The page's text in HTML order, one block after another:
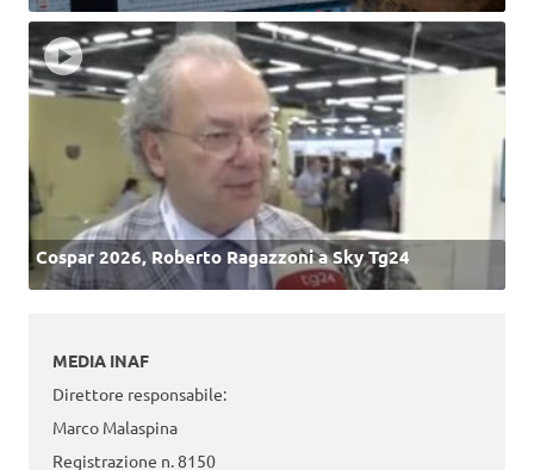
Cospar 2026, Roberto Ragazzoni a Sky Tg24
MEDIA INAF
Direttore responsabile:
Marco Malaspina
Registrazione n. 8150